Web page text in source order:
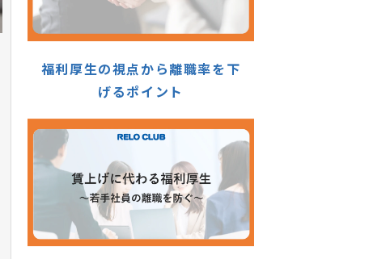
福利厚生の視点から離職率を下
げるポイント